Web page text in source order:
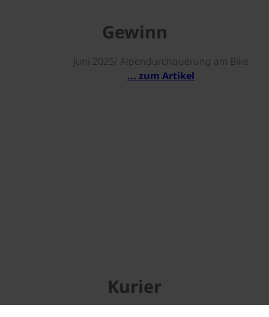
Gewinn
Juni 2025/ Alpendurchquerung am Bike
... zum Artikel
Kurier